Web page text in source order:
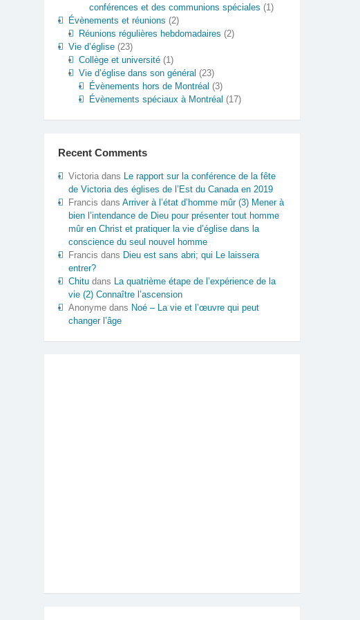
conférences et des communions spéciales (1)
Évènements et réunions (2)
Réunions régulières hebdomadaires (2)
Vie d’église(23)
Collège et université(1)
Vie d’église dans son général (23)
Évènements hors de Montréal (3)
Évènements spéciaux à Montréal (17)
Recent Comments
Victoriadans Le rapport sur la conférence de la fête
de Victoria des églises de l’Est du Canada en 2019
Francis dans Arriver à l’état d’homme mûr (3) Mener à
bien l’intendance de Dieu pour présenter tout homme
mûr en Christ et pratiquer la vie d’église dans la
conscience du seul nouvel homme
Francis dans Dieu est sans abri; qui Le laissera
entrer?
Chitudans La quatrième étape de l’expérience de la
vie (2) Connaître l’ascension
Anonymedans Noé – La vie et l’œuvre qui peut
changer l’âge